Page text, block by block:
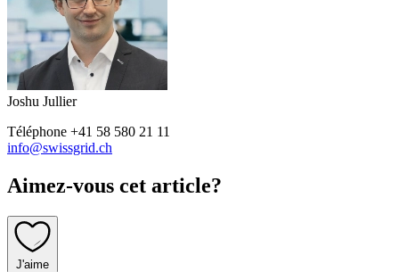
Joshu Jullier
Téléphone +41 58 580 21 11
info@swissgrid.ch
Aimez-vous cet article?
J'aime